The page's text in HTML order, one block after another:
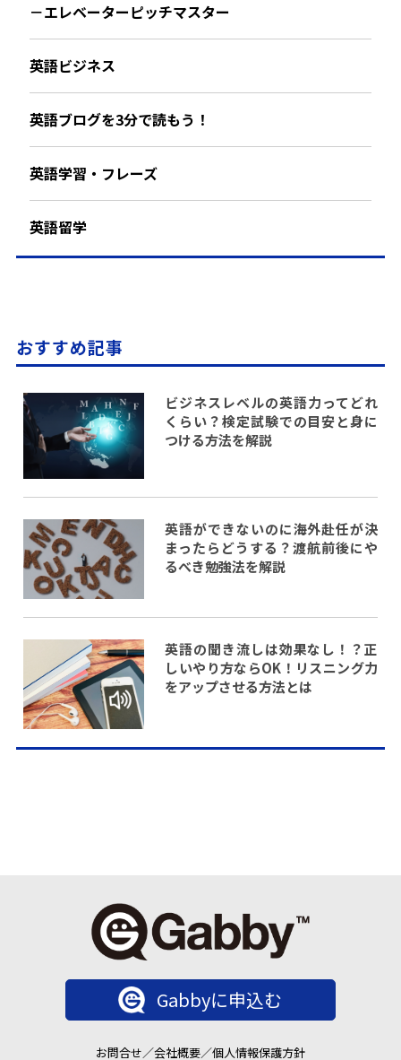
－エレベーターピッチマスター
英語ビジネス
英語ブログを3分で読もう！
英語学習・フレーズ
英語留学
おすすめ記事
ビジネスレベルの英語力ってどれ
くらい？検定試験での目安と身に
つける方法を解説
英語ができないのに海外赴任が決
まったらどうする？渡航前後にや
るべき勉強法を解説
英語の聞き流しは効果なし！？正
しいやり方ならOK！リスニング力
をアップさせる方法とは
Gabbyに申込む
お問合せ／会社概要／個人情報保護方針